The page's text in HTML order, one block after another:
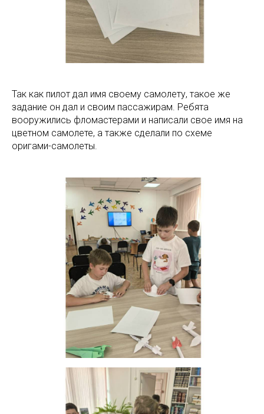
Так как пилот дал имя своему самолету, такое же
задание он дал и своим пассажирам. Ребята
вооружились фломастерами и написали свое имя на
цветном самолете, а также сделали по схеме
оригами-самолеты.